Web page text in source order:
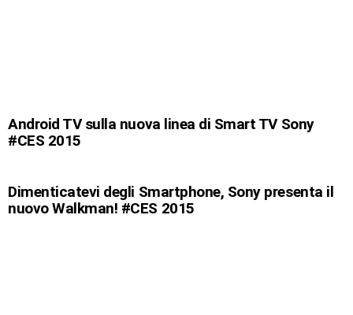
Android TV sulla nuova linea di Smart TV Sony
#CES 2015
Dimenticatevi degli Smartphone, Sony presenta il
nuovo Walkman! #CES 2015